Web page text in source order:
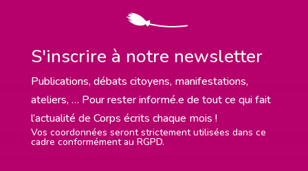
S'inscrire à notre newsletter
Publications, débats citoyens, manifestations,
ateliers, … Pour rester informé.e de tout ce qui fait
l’actualité de Corps écrits chaque mois !
Vos coordonnées seront strictement utilisées dans ce
cadre conformément au RGPD.